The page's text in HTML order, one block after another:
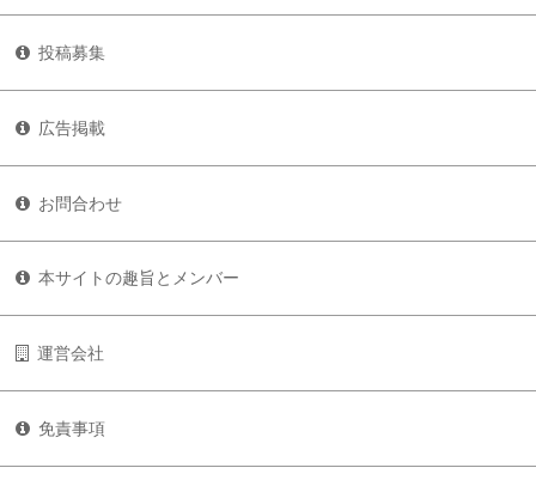
投稿募集
広告掲載
お問合わせ
本サイトの趣旨とメンバー
運営会社
免責事項